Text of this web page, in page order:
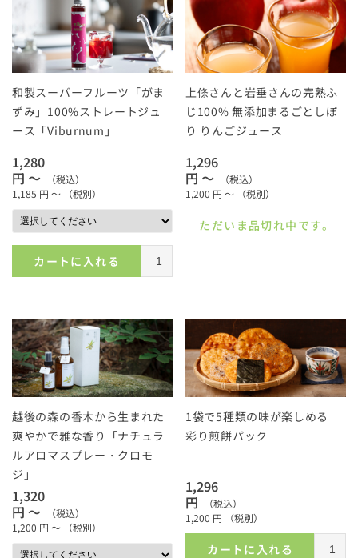
和製スーパーフルーツ「がま
ずみ」100%ストレートジュ
ース「Viburnum」
1,280
円 ～
（税込）
1,185 円 ～ （税別）
カートに入れる
上條さんと岩垂さんの完熟ふ
じ100% 無添加まるごとしぼ
り りんごジュース
1,296
円 ～
（税込）
1,200 円 ～ （税別）
ただいま品切れ中です。
越後の森の香木から生まれた
爽やかで雅な香り「ナチュラ
ルアロマスプレー・クロモ
ジ」
1,320
円 ～
（税込）
1,200 円 ～ （税別）
1袋で5種類の味が楽しめる
彩り煎餅パック
1,296
円
（税込）
1,200 円 （税別）
カートに入れる